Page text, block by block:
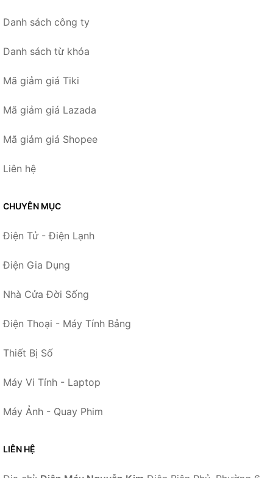
Danh sách công ty
Danh sách từ khóa
Mã giảm giá Tiki
Mã giảm giá Lazada
Mã giảm giá Shopee
Liên hệ
CHUYÊN MỤC
Điện Tử - Điện Lạnh
Điện Gia Dụng
Nhà Cửa Đời Sống
Điện Thoại - Máy Tính Bảng
Thiết Bị Số
Máy Vi Tính - Laptop
Máy Ảnh - Quay Phim
LIÊN HỆ